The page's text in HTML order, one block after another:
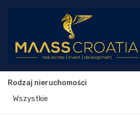
Rodzaj nieruchomości
Wszystkie